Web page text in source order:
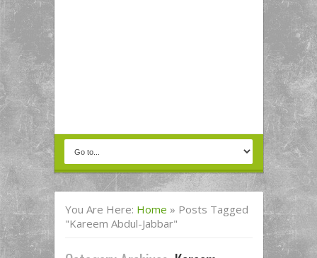
You Are Here: Home » Posts Tagged
"Kareem Abdul-Jabbar"